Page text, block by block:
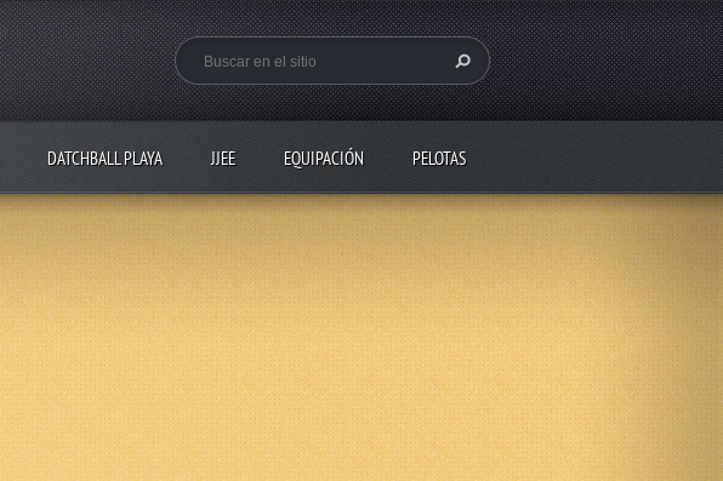
DATCHBALL PLAYA JJEE EQUIPACIÓN PELOTAS